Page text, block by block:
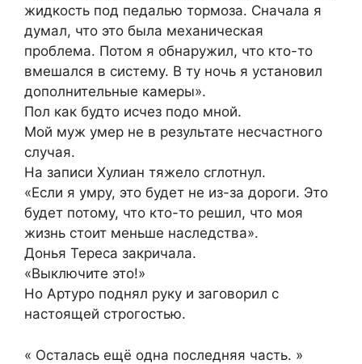
жидкость под педалью тормоза. Сначала я
думал, что это была механическая
проблема. Потом я обнаружил, что кто-то
вмешался в систему. В ту ночь я установил
дополнительные камеры».
Пол как будто исчез подо мной.
Мой муж умер не в результате несчастного
случая.
На записи Хулиан тяжело сглотнул.
«Если я умру, это будет не из-за дороги. Это
будет потому, что кто-то решил, что моя
жизнь стоит меньше наследства».
Донья Тереса закричала.
«Выключите это!»
Но Артуро поднял руку и заговорил с
настоящей строгостью.
« Осталась ещё одна последняя часть. »